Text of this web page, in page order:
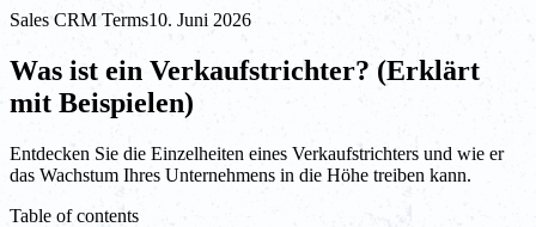
Sales CRM Terms10. Juni 2026
Was ist ein Verkaufstrichter? (Erklärt
mit Beispielen)
Entdecken Sie die Einzelheiten eines Verkaufstrichters und wie er
das Wachstum Ihres Unternehmens in die Höhe treiben kann.
Table of contents